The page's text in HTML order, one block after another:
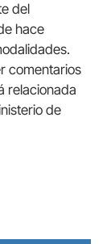
del
hace
comentarios
relacionada
de